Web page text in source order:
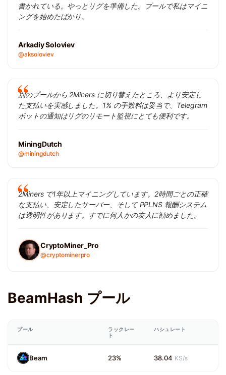
書かれている。やっとリグを準備した。プールで私はマイニ
ングを始めたばかり。
Arkadiy Soloviev
@aksoloviev
別のプールから 2Miners に切り替えたところ、より安定し
た支払いを実感しました。1% の手数料は妥当で、Telegram
ボットの通知はリグのリモート監視にとても便利です。
MiningDutch
@miningdutch
2Miners で1年以上マイニングしています。2時間ごとの正確
な支払い、安定したサーバー、そして PPLNS 報酬システム
は透明性があります。すでに何人かの友人に勧めました。
CryptoMiner_Pro
@cryptominerpro
BeamHash プール
プール
ラックレー
ト
ハシュレート
Beam 23% 38.04 KS/s